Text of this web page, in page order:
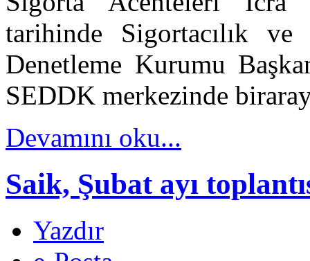
tarihinde Sigortacılık
Denetleme Kurumu
SEDDK merkezinde
Devamını oku...
Saik, Şubat ayı
Yazdır